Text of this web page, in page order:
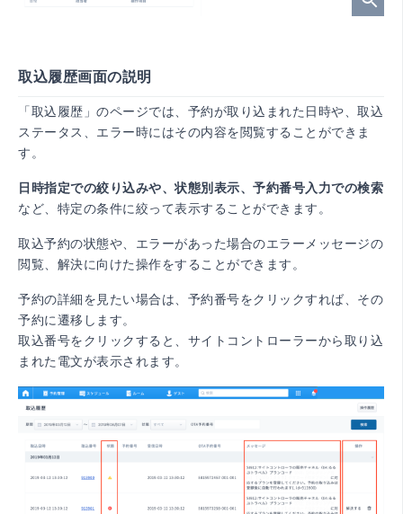
取込履歴画面の説明
「取込履歴」のページでは、予約が取り込まれた日時や、取込
ステータス、エラー時にはその内容を閲覧することができま
す。
日時指定での絞り込みや、状態別表示、 予約番号入力での検索
など、特定の条件に絞って表示することができます。
取込予約の状態や、エラーがあった場合のエラーメッセージの
閲覧、解決に向けた操作をすることができます。
予約の詳細を見たい場合は、予約番号をクリックすれば、その
予約に遷移します。
取込番号をクリックすると、サイトコントローラーから取り込
まれた電文が表示されます。